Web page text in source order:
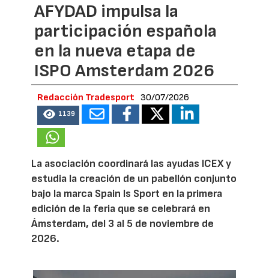
AFYDAD impulsa la
participación española
en la nueva etapa de
ISPO Amsterdam 2026
Redacción Tradesport 30/07/2026
1139
La asociación coordinará las ayudas ICEX y
estudia la creación de un pabellón conjunto
bajo la marca Spain Is Sport en la primera
edición de la feria que se celebrará en
Ámsterdam, del 3 al 5 de noviembre de
2026.